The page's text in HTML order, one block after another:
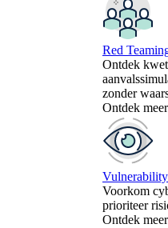
Red
Ontdek
zonder
Ontdek meer
Voorkom
prioriteer
Ontdek meer